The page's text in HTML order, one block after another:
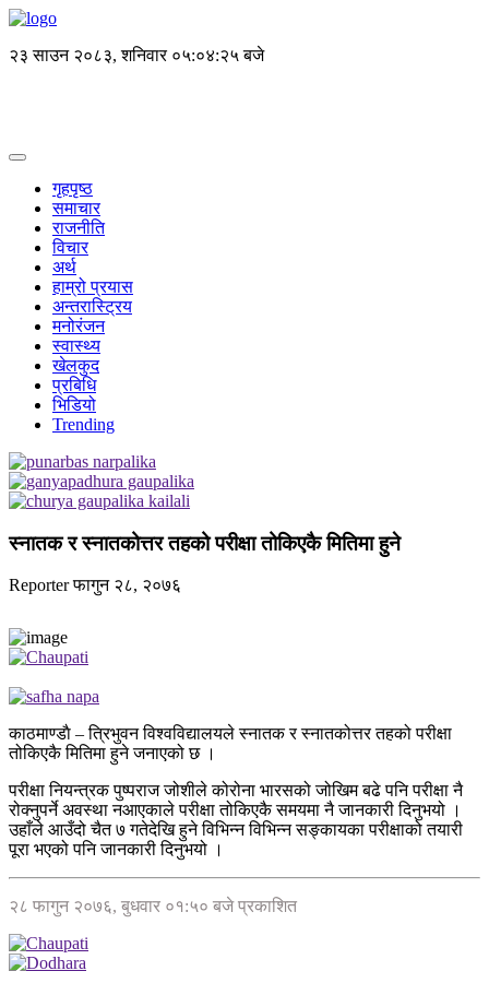
२३ साउन २०८३, शनिवार ०५:०४:२६ बजे
गृहपृष्ठ
समाचार
राजनीति
विचार
अर्थ
हाम्रो प्रयास
अन्तरास्ट्रिय
मनोरंजन
स्वास्थ्य
खेलकुद
प्रबिधि
भिडियो
Trending
स्नातक र स्नातकोत्तर तहको परीक्षा तोकिएकै मितिमा हुने
Reporterफागुन २८, २०७६
काठमाण्डाै – त्रिभुवन विश्वविद्यालयले स्नातक र स्नातकोत्तर तहको परीक्षा
तोकिएकै मितिमा हुने जनाएको छ ।
परीक्षा नियन्त्रक पुष्पराज जोशीले कोरोना भारसको जोखिम बढे पनि परीक्षा नै
रोक्नुपर्ने अवस्था नआएकाले परीक्षा तोकिएकै समयमा नै जानकारी दिनुभयो ।
उहाँले आउँदो चैत ७ गतेदेखि हुने विभिन्न विभिन्न सङ्कायका परीक्षाको तयारी
पूरा भएको पनि जानकारी दिनुभयो ।
२८ फागुन २०७६, बुधवार ०१:५० बजे प्रकाशित